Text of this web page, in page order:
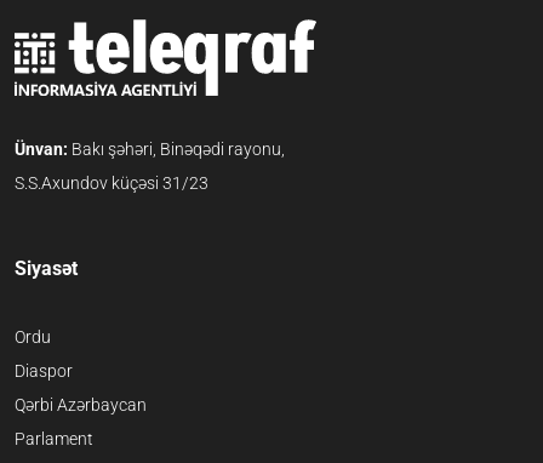
Ünvan: Bakı şəhəri, Binəqədi rayonu,
S.S.Axundov küçəsi 31/23
Siyasət
Ordu
Diaspor
Qərbi Azərbaycan
Parlament